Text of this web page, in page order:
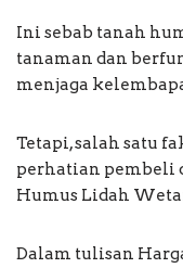
Ini sebab tanah
tanaman dan
menjaga
Tetapi, salah satu
perhatian pembeli
Humus Lidah
Dalam tulisan